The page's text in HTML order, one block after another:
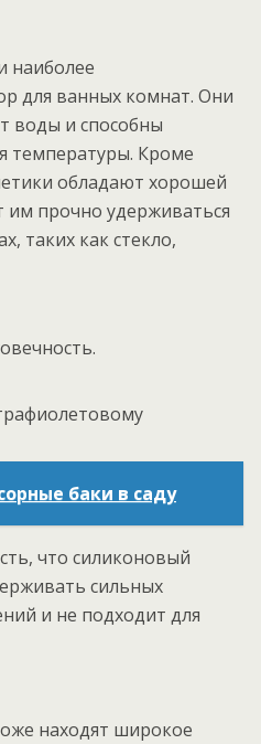
наиболее
для ванных комнат. Они
воды и способны
температуры. Кроме
обладают хорошей
им прочно удерживаться
таких как стекло,
баки в саду
что силиконовый
сильных
и не подходит для
находят широкое